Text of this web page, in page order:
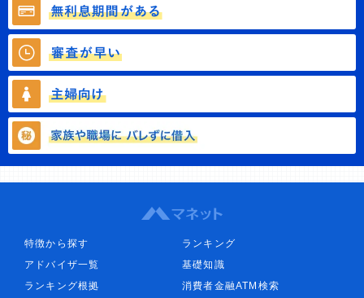
特徴から探す
ランキング
アドバイザ一覧
基礎知識
ランキング根拠
消費者金融ATM検索